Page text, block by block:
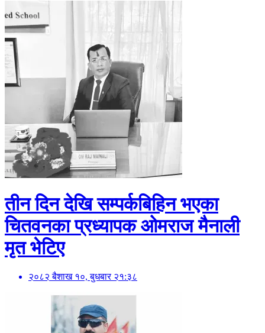
तीन दिन देखि सम्पर्कबिहिन भएका
चितवनका प्रध्यापक ओमराज मैनाली
मृत भेटिए
२०८२ बैशाख १०, बुधबार २१:३८